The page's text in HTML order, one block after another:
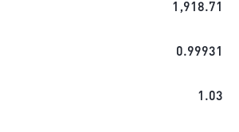
1,918.71
0.99931
1.03